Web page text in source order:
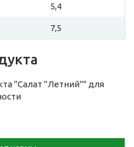
5,4
7,5
"Салат "Летний"" для